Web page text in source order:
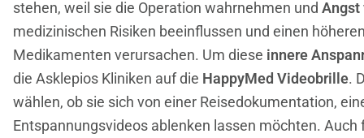
stehen, weil sie die Operation wahrnehmen und Angst
medizinischen Risiken beeinflussen und einen
Medikamenten verursachen. Um diese innere
die Asklepios Kliniken auf die HappyMed Videobrille.
wählen, ob sie sich von einer Reisedokumentation,
Entspannungsvideos ablenken lassen möchten. Auch